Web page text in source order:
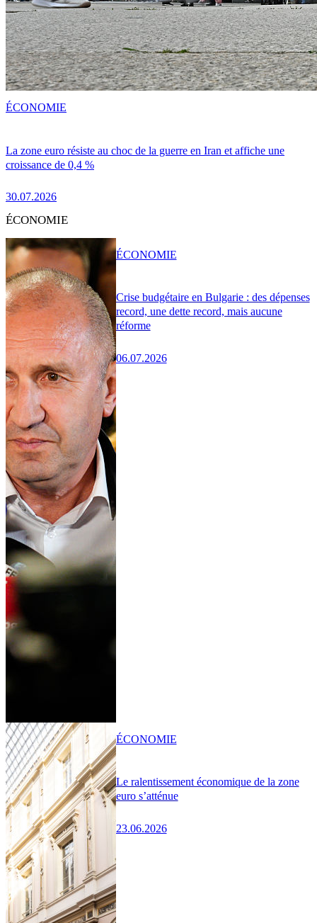
La zone euro résiste au choc de la guerre en Iran et affiche une
croissance de 0,4 %
30.07.2026
ÉCONOMIE
ÉCONOMIE
Crise budgétaire en Bulgarie : des dépenses
record, une dette record, mais aucune
réforme
06.07.2026
ÉCONOMIE
Le ralentissement économique de la zone
euro s’atténue
23.06.2026
ÉCONOMIE